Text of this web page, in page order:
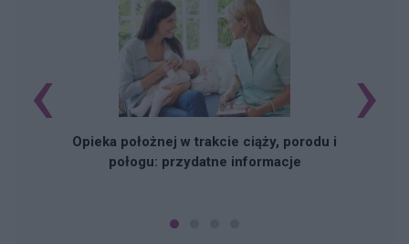
Opieka położnej w trakcie ciąży, porodu i
połogu: przydatne informacje
‹ ›